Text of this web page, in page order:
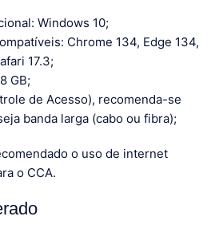
Windows 10;
Chrome 134, Edge 134,
17.3;
GB;
de Acesso), recomenda-se
banda larga (cabo ou fibra);
o uso de internet
o CCA.